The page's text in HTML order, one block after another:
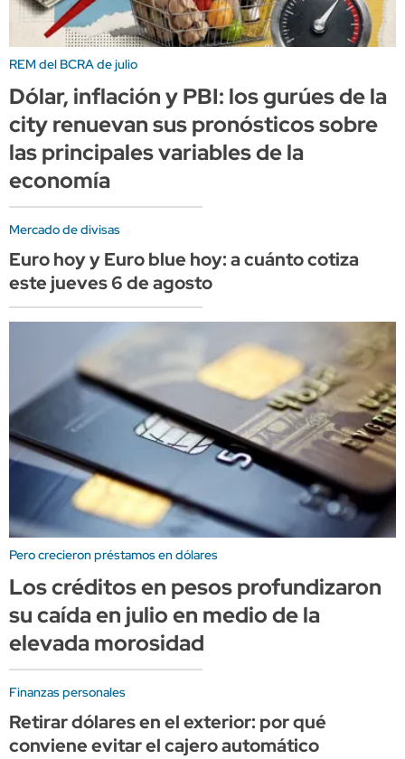
REM del BCRA de julio
Dólar, inflación y PBI: los gurúes de la
city renuevan sus pronósticos sobre
las principales variables de la
economía
Mercado de divisas
Euro hoy y Euro blue hoy: a cuánto cotiza
este jueves 6 de agosto
Pero crecieron préstamos en dólares
Los créditos en pesos profundizaron
su caída en julio en medio de la
elevada morosidad
Finanzas personales
Retirar dólares en el exterior: por qué
conviene evitar el cajero automático